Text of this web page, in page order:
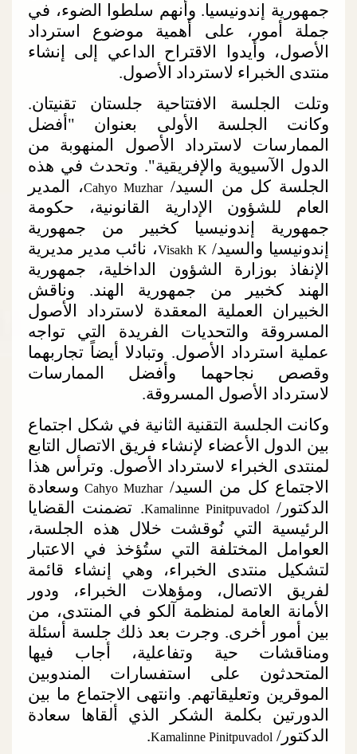
جمهورية إندونيسيا. وأنهم سلطوا الضوء، في
جملة أمور، على أهمية موضوع استرداد
الأصول، وأيدوا الاقتراح الداعي إلى إنشاء
منتدى الخبراء لاسترداد الأصول.
وتلت الجلسة الافتتاحية جلستان تقنيتان.
وكانت الجلسة الأولى بعنوان "أفضل
الممارسات لاسترداد الأصول المنهوبة من
الدول الآسيوية والإفريقية". وتحدث في هذه
الجلسة كل من السيد/Cahyo Muzhar، المدير
العام للشؤون الإدارية القانونية، حكومة
جمهورية إندونيسيا كخبير من جمهورية
إندونيسيا والسيد/Visakh K، نائب مدير مديرية
الإنفاذ بوزارة الشؤون الداخلية، جمهورية
الهند كخبير من جمهورية الهند. وناقش
الخبيران العملية المعقدة لاسترداد الأصول
المسروقة والتحديات الفريدة التي تواجه
عملية استرداد الأصول. وتبادلا أيضاً تجاربهما
وقصص نجاحهما وأفضل الممارسات
لاسترداد الأصول المسروقة.
وكانت الجلسة التقنية الثانية في شكل اجتماع
بين الدول الأعضاء لإنشاء فريق الاتصال التابع
لمنتدى الخبراء لاسترداد الأصول. وترأس هذا
الاجتماع كل من السيد/Cahyo Muzhar وسعادة
الدكتور/Kamalinne Pinitpuvadol. تضمنت القضايا
الرئيسية التي نُوقشت خلال هذه الجلسة،
العوامل المختلفة التي ستُؤخذ في الاعتبار
لتشكيل منتدى الخبراء، وهي إنشاء قائمة
لفريق الاتصال، ومؤهلات الخبراء، ودور
الأمانة العامة لمنظمة آلكو في المنتدى، من
بين أمور أخرى. وجرت بعد ذلك جلسة أسئلة
ومناقشات حية وتفاعلية، أجاب فيها
المتحدثون على استفسارات المندوبين
الموقرين وتعليقاتهم. وانتهى الاجتماع ما بين
الدورتين بكلمة الشكر الذي ألقاها سعادة
الدكتور/ Kamalinne Pinitpuvadol
.